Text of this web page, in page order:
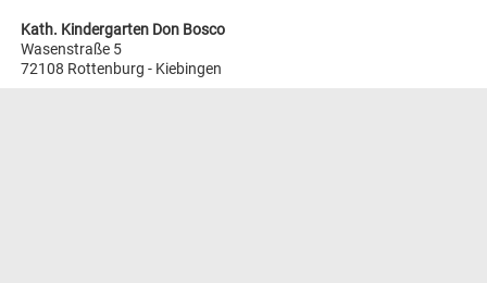
Kath. Kindergarten Don Bosco
Wasenstraße 5
72108 Rottenburg - Kiebingen